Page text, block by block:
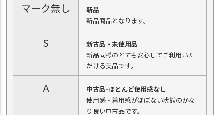
マーク無し
新品
新品商品となります。
S
新古品・未使用品
新品同様のとても安心してご利用いた
だける美品です。
A
中古品-ほとんど使用感なし
使用感・着用感がほぼない状態のかな
り良い中古品です。